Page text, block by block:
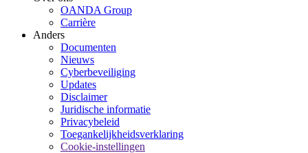
OANDA Group
Carrière
Anders
Documenten
Nieuws
Cyberbeveiliging
Updates
Disclaimer
Juridische informatie
Privacybeleid
Toegankelijkheidsverklaring
Cookie-instellingen